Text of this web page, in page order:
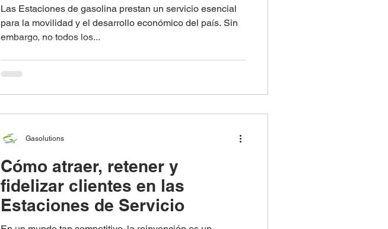
Colombia.
Las Estaciones de gasolina prestan un servicio esencial
para la movilidad y el desarrollo económico del país. Sin
embargo, no todos los...
Cómo atraer, retener y
fidelizar clientes en las
Estaciones de Servicio
Gasolutions